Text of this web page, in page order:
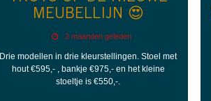
MEUBELLIJN 😍
2 maanden geleden
Drie modellen in drie kleurstellingen. Stoel met
hout €595,- , bankje €975,- en het kleine
stoeltje is €550,-.